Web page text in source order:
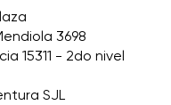
3698
15311 - 2do nivel
SJL